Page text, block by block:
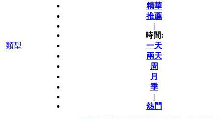
類型
精華
推薦
|
時間:
一天
兩天
周
月
季
|
熱門